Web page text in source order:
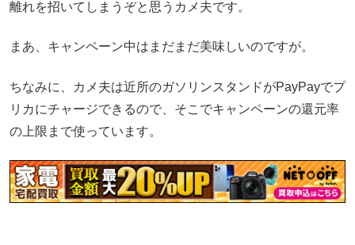
離れを招いてしまうぞと思うカメ夫です。
まあ、キャンペーン中はまだまだ美味しいのですが。
ちなみに、カメ夫は近所のガソリンスタンドがPayPayでプ
リカにチャージできるので、そこでキャンペーンの還元率
の上限まで使っています。